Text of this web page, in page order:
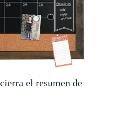
el resumen de